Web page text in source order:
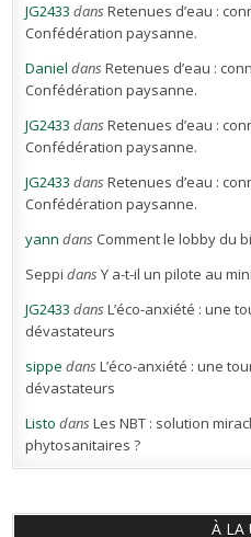
JG2433 dansRetenues d’eau :
Confédération paysanne.
Daniel dansRetenues d’eau :
Confédération paysanne.
JG2433 dansRetenues d’eau :
Confédération paysanne.
JG2433 dansRetenues d’eau :
Confédération paysanne.
yann dans Comment le lobby du
Seppi dansY a-t-il un pilote au
JG2433 dansL’éco-anxiété : une
dévastateurs
sippe dansL’éco-anxiété : une
dévastateurs
Listo dansLes NBT : solution
phytosanitaires ?
À LA